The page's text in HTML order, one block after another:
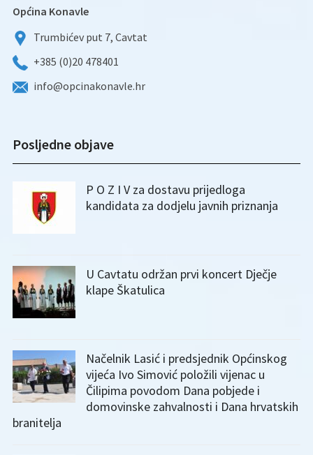
Općina Konavle
Trumbićev put 7, Cavtat
+385 (0)20 478401
info@opcinakonavle.hr
Posljedne objave
P O Z I V za dostavu prijedloga
kandidata za dodjelu javnih priznanja
U Cavtatu održan prvi koncert Dječje
klape Škatulica
Načelnik Lasić i predsjednik Općinskog
vijeća Ivo Simović položili vijenac u
Čilipima povodom Dana pobjede i
domovinske zahvalnosti i Dana hrvatskih
branitelja